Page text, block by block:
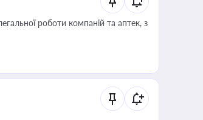
роботи компаній та аптек, з